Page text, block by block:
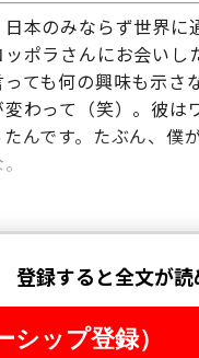
本のみならず世界に
ポラさんにお会いし
ても何の興味も示さ
わって（笑）。彼は
んです。たぶん、僕